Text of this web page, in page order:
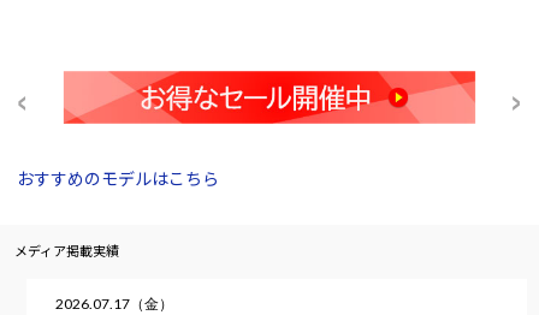
おすすめのモデルはこちら
メディア掲載実績
2026.07.17（金）